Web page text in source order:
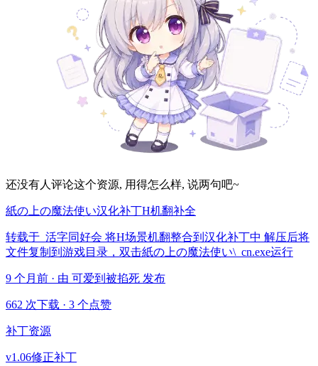
还没有人评论这个资源, 用得怎么样, 说两句吧~
紙の上の魔法使い汉化补丁H机翻补全
转载于 活字同好会 将H场景机翻整合到汉化补丁中 解压后将
文件复制到游戏目录，双击紙の上の魔法使い\_cn.exe运行
9 个月前 · 由 可爱到被掐死 发布
662 次下载 · 3 个点赞
补丁资源
v1.06修正补丁